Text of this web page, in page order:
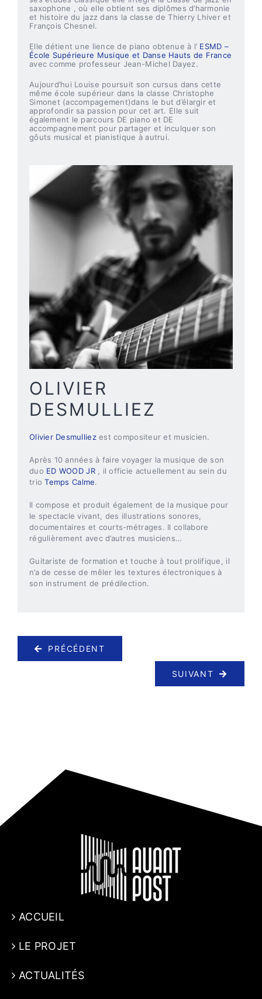
saxophone , où elle obtient ses diplômes d’harmonie
et histoire du jazz dans la classe de Thierry Lhiver et
François Chesnel.
Elle détient une lience de piano obtenue à l’ ESMD –
École Supérieure Musique et Danse Hauts de France
avec comme professeur Jean-Michel Dayez.
Aujourd’hui Louise poursuit son cursus dans cette
même école supérieur dans la classe Christophe
Simonet (accompagement)dans le but d’élargir et
approfondir sa passion pour cet art. Elle suit
également le parcours DE piano et DE
accompagnement pour partager et inculquer son
gôuts musical et pianistique à autrui.
OLIVIER
DESMULLIEZ
Olivier Desmulliezest compositeur et musicien.
Après 10 années à faire voyager la musique de son
duo ED WOOD JR. , il officie actuellement au sein du
trioTemps Calme.
Il compose et produit également de la musique pour
le spectacle vivant, des illustrations sonores,
documentaires et courts-métrages. Il collabore
régulièrement avec d’autres musiciens…
Guitariste de formation et touche à tout prolifique, il
n’a de cesse de mêler les textures électroniques à
son instrument de prédilection.
PRÉCÉDENT
SUIVANT
ACCUEIL
LE PROJET
ACTUALITÉS